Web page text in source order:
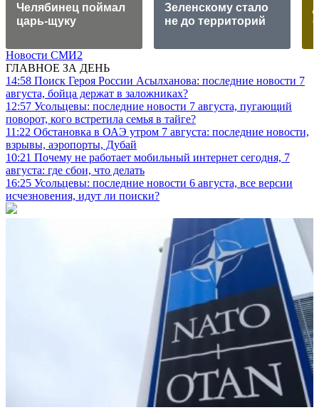
Челябинец поймал
царь-щуку
Зеленскому стало
не до территорий
Новости СМИ2
ГЛАВНОЕ ЗА ДЕНЬ
14:58 Поиск Героя России Асылханова: последние новости 7
августа, бойца держат в заложниках?
12:57 Усольцевы: последние новости 7 августа, пугающий
поворот, кого встретила семья в тайге?
11:22 Обстановка в ОАЭ утром 7 августа: последние новости,
взрывы, аэропорты, Дубай
10:21 Почему не работает мобильный интернет сегодня, 7
августа: где сбои, что делать
16:25 Усольцевы: последние новости 6 августа, все версии
исчезновения, идут ли поиски?